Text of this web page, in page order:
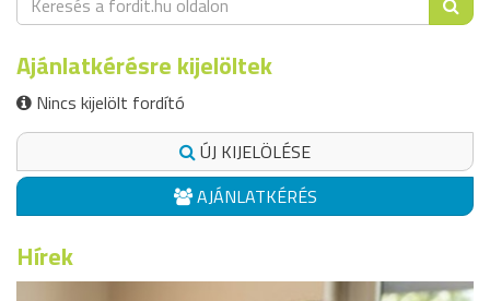
Ajánlatkérésre kijelöltek
Nincs kijelölt fordító
ÚJ KIJELÖLÉSE
AJÁNLATKÉRÉS
Hírek